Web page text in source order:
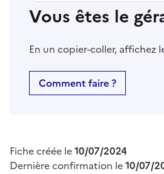
Vous êtes le
En un copier-coller, affichez
Comment faire ?
Fiche créée le10/07/2024
Dernière confirmation le10/07/